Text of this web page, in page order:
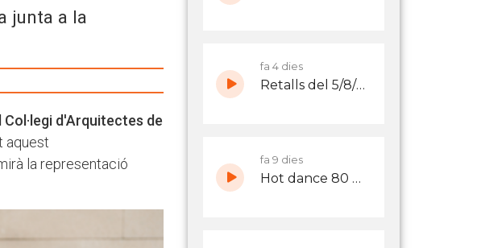
junta a la
d'Arquitectes de
aquest
la representació